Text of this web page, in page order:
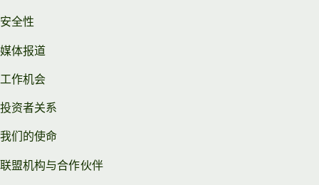
安全性
媒体报道
工作机会
投资者关系
我们的使命
联盟机构与合作伙伴